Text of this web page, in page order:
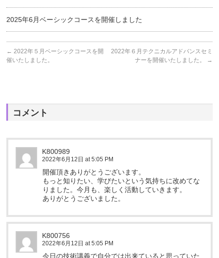
2025年6月ベーシックコースを開催しました
← 2022年５月ベーシックコースを開
催いたしました。
2022年６月テクニカルアドバンスセミ
ナーを開催いたしました。
→
コメント
K800989
2022年6月12日 at 5:05 PM
開催頂きありがとうございます。
もっと知りたい、学びたいという気持ちに改めてな
りました。今月も、楽しく活動していきます。
ありがとうございました。
K800756
2022年6月12日 at 5:05 PM
今日の技術講義で自分では出来ていると思っていた